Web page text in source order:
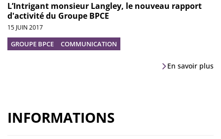
L’Intrigant monsieur Langley, le nouveau rapport
d'activité du Groupe BPCE
15 JUIN 2017
GROUPE BPCE COMMUNICATION
En savoir plus
INFORMATIONS